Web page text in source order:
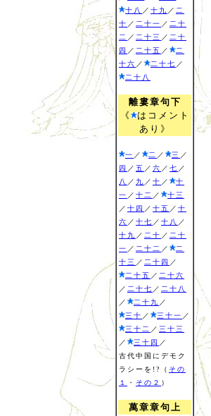
十八 ／ 十九 ／ 二
十 ／ 二十一 ／ 二十
二 ／ 二十三 ／ 二十
四 ／ 二十五 ／
二
十六 ／ 二十七 ／
二十八
離婁章句下
《
はコメント
あり》
一 ／ 二 ／ 三 ／
四 ／ 五 ／ 六 ／ 七 ／
八 ／ 九 ／ 十 ／
十
一 ／ 十二 ／
十三
／ 十四 ／ 十五 ／ 十
六 ／ 十七 ／ 十八 ／
十九 ／ 二十 ／ 二十
一 ／ 二十二 ／
二
十三 ／ 二十四 ／
二十五 ／ 二十六
／ 二十七 ／ 二十八
／
二十九 ／
三十 ／ 三十一 ／
三十二 ／ 三十三
／
三十四 ／
古代中国にデモク
ラシーを!?（ その
１
・ その２ ）
萬章章句上